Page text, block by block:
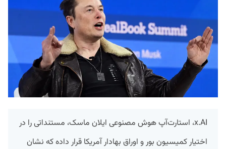
x.AI، استارت‌آپ هوش مصنوعی ایلان ماسک، مستنداتی را در
اختیار کمیسیون بور و اوراق بهادار آمریکا قرار داده که نشان